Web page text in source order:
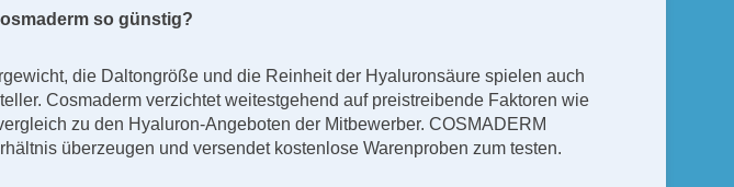
so günstig?
die Daltongröße und die Reinheit der Hyaluronsäure spielen auch
Cosmaderm verzichtet weitestgehend auf preistreibende Faktoren wie
zu den Hyaluron-Angeboten der Mitbewerber. COSMADERM
überzeugen und versendet kostenlose Warenproben zum testen.